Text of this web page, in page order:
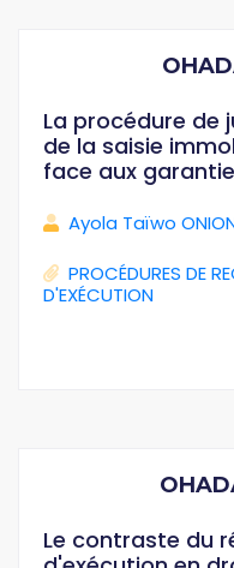
La procédure de
de la saisie
face aux
Ayola Taïwo
PROCÉDURES DE
D'EXÉCUTION
Le contraste du